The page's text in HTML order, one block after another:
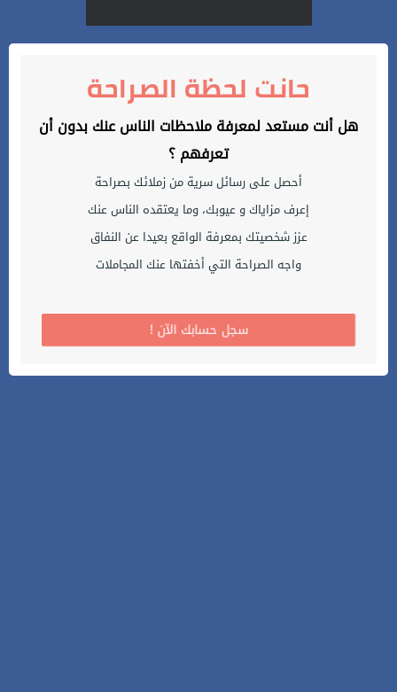
حانت لحظة الصراحة
هل أنت مستعد لمعرفة ملاحظات الناس عنك بدون أن
تعرفهم ؟
أحصل على رسائل سرية من زملائك بصراحة
إعرف مزاياك و عيوبك، وما يعتقده الناس عنك
عزز شخصيتك بمعرفة الواقع بعيدا عن النفاق
واجه الصراحة التي أخفتها عنك المجاملات
! سجل حسابك الآن